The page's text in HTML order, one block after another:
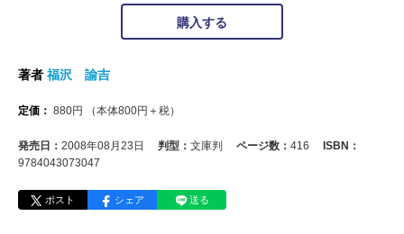
購入する
著者 福沢 諭吉
定価： 880円 （本体800円＋税）
発売日： 2008年08月23日 判型： 文庫判 ページ数： 416
ISBN：
9784043073047
ポスト シェア 送る